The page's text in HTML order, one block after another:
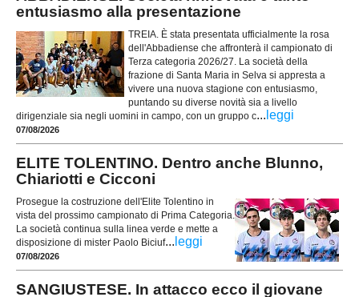
entusiasmo alla presentazione
TREIA. È stata presentata ufficialmente la rosa
dell'Abbadiense che affronterà il campionato di
Terza categoria 2026/27. La società della
frazione di Santa Maria in Selva si appresta a
vivere una nuova stagione con entusiasmo,
puntando su diverse novità sia a livello
dirigenziale sia negli uomini in campo, con un gruppo c... leggi
07/08/2026
ELITE TOLENTINO. Dentro anche Blunno,
Chiariotti e Cicconi
Prosegue la costruzione dell'Elite Tolentino in
vista del prossimo campionato di Prima Categoria.
La società continua sulla linea verde e mette a
disposizione di mister Paolo Biciuf... leggi
07/08/2026
SANGIUSTESE. In attacco ecco il giovane